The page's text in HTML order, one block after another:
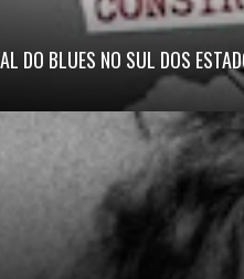
DO BLUES NO SUL DOS